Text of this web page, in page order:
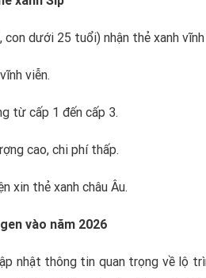
con dưới 25 tuổi) nhận thẻ xanh vĩnh
viễn.
từ cấp 1 đến cấp 3.
cao, chi phí thấp.
xin thẻ xanh châu Âu.
vào năm 2026
nhật thông tin quan trọng về lộ